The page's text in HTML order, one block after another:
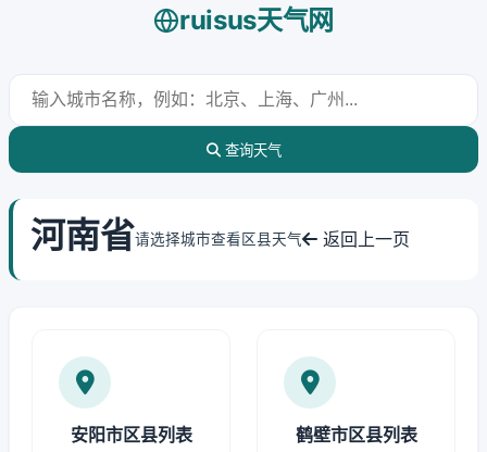
ruisus天气网
查询天气
河南省请选择城市查看区县天气 返回上一页
安阳市区县列表 鹤壁市区县列表